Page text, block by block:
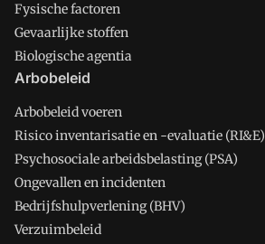
Fysische factoren
Gevaarlijke stoffen
Biologische agentia
Arbobeleid
Arbobeleid voeren
Risico inventarisatie en -evaluatie (RI&E)
Psychosociale arbeidsbelasting (PSA)
Ongevallen en incidenten
Bedrijfshulpverlening (BHV)
Verzuimbeleid